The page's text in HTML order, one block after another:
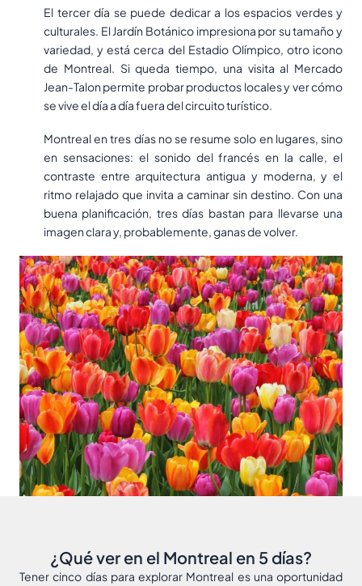
El tercer día se puede dedicar a los espacios verdes y
culturales. El Jardín Botánico impresiona por su tamaño y
variedad, y está cerca del Estadio Olímpico, otro icono
de Montreal. Si queda tiempo, una visita al Mercado
Jean-Talon permite probar productos locales y ver cómo
se vive el día a día fuera del circuito turístico.
Montreal en tres días no se resume solo en lugares, sino
en sensaciones: el sonido del francés en la calle, el
contraste entre arquitectura antigua y moderna, y el
ritmo relajado que invita a caminar sin destino. Con una
buena planificación, tres días bastan para llevarse una
imagen clara y, probablemente, ganas de volver.
¿Qué ver en el Montreal en 5 días?
Tener cinco días para explorar Montreal es una oportunidad